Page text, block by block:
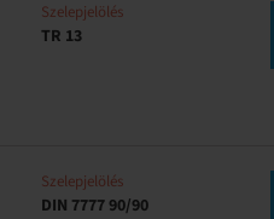
Szelepjelölés
TR 13
Szelepjelölés
DIN 7777 90/90